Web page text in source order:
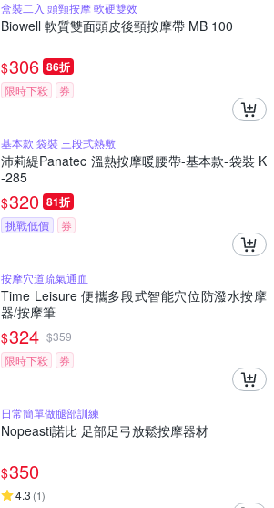
盒裝二入 頭頸按摩 軟硬雙效
Biowell 軟質雙面頭皮後頸按摩帶 MB 100
$306 86折
限時下殺 券
基本款 袋裝 三段式熱敷
沛莉緹Panatec 溫熱按摩暖腰帶-基本款-袋裝 K
-285
$320 81折
挑戰低價 券
按摩穴道疏氣通血
Time Leisure 便攜多段式智能穴位防潑水按摩
器/按摩筆
$324 $359
限時下殺
券
日常簡單做腿部訓練
Nopeasti諾比 足部足弓放鬆按摩器材
$350
4.3 (1)